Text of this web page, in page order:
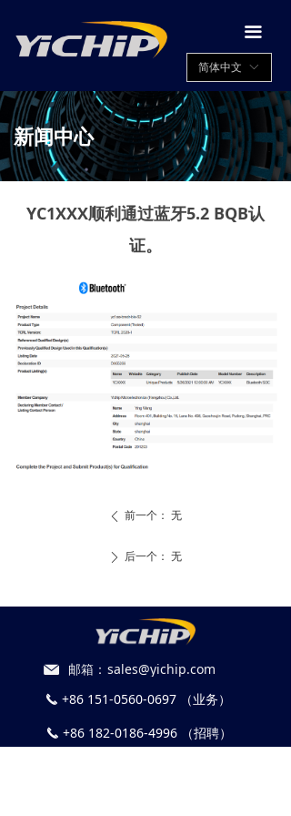
끀
ꀅ
简体中文
YC1XXX顺利通过蓝牙5.2 BQB认
证。
新闻中心
ꄴ 前一个： 无
ꄲ 后一个： 无
끅 +86 151-0560-0697 （业务）
끅 +86 182-0186-4996 （招聘）
邮箱： sales@yichip.com